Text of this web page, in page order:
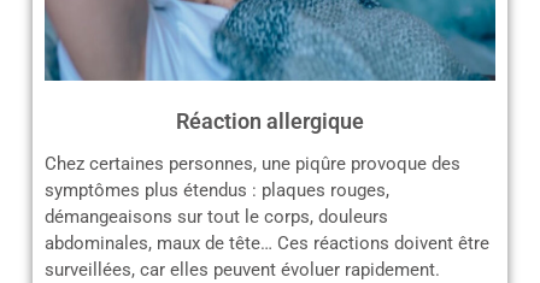
Réaction allergique
Chez certaines personnes, une piqûre provoque des
symptômes plus étendus : plaques rouges,
démangeaisons sur tout le corps, douleurs
abdominales, maux de tête… Ces réactions doivent être
surveillées, car elles peuvent évoluer rapidement.